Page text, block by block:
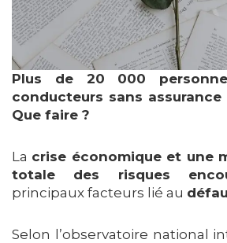
Plus de 20 000
conducteurs sans
Que faire ?
La crise économique et une
totale des risques
principaux facteurs lié au
Selon l’observatoire national